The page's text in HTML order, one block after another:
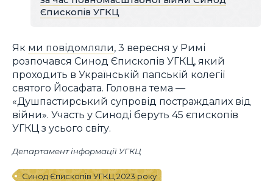
Єпископів УГКЦ
Як ми повідомляли, 3 вересня у Римі
розпочався Синод Єпископів УГКЦ, який
проходить в Українській папській колегії
святого Йосафата. Головна тема —
«Душпастирський супровід постраждалих від
війни». Участь у Синоді беруть 45 єпископів
УГКЦ з усього світу.
Департамент інформації УГКЦ
Синод Єпископів УГКЦ 2023 року